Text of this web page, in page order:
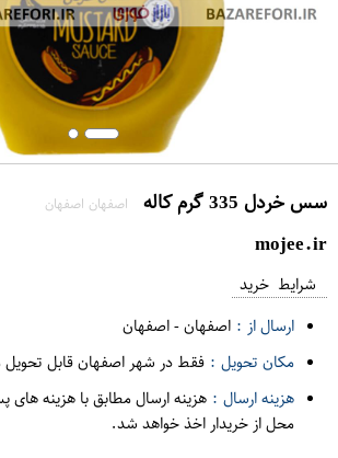
سس خردل 335 گرم کاله اصفهان اصفهان
mojee.ir
شرایط خرید
ارسال از : اصفهان-اصفهان
مکان تحویل : فقط در شهر اصفهان قابل
هزینه ارسال : هزینه ارسال مطابق با هزینه
محل از خریدار اخذ خواهد شد.